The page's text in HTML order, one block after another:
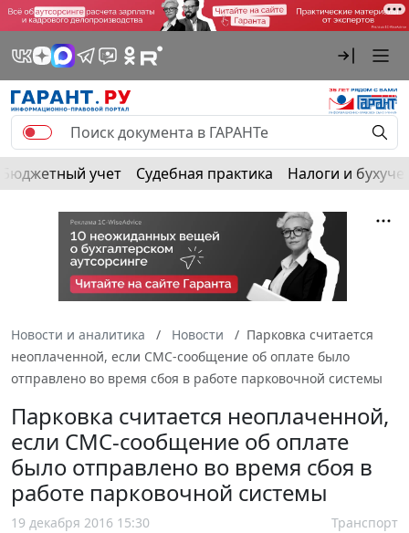
Бюджетный учет Судебная практика Налоги и
Новости и аналитика Новости
Парковка считается
неоплаченной, если СМС-сообщение об оплате было
отправлено во время сбоя в работе парковочной системы
Парковка считается неоплаченной,
если СМС-сообщение об оплате
было отправлено во время сбоя в
работе парковочной системы
19 декабря 2016 15:30 Транспорт